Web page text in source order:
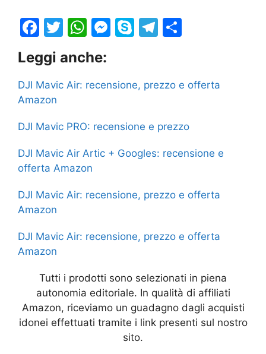
F
c
e
b
o
k
T
itt
er
W
h
at
s
p
M
s
n
er
S
p
T
gr
m
e
Leggi anche:
DJI Mavic Air: recensione, prezzo e offerta
Amazon
DJI Mavic PRO: recensione e prezzo
DJI Mavic Air Artic + Googles: recensione e
offerta Amazon
DJI Mavic Air: recensione, prezzo e offerta
Amazon
DJI Mavic Air: recensione, prezzo e offerta
Amazon
Tutti i prodotti sono selezionati in piena
autonomia editoriale. In qualità di affiliati
Amazon, riceviamo un guadagno dagli acquisti
idonei effettuati tramite i link presenti sul nostro
sito.